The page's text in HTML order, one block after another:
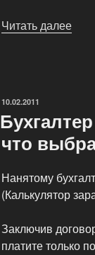
Читать далее
ее
ОПУБЛИКОВАНО
10.02.2011
что
Нанятому
(Калькулятор
Заключив
платите только